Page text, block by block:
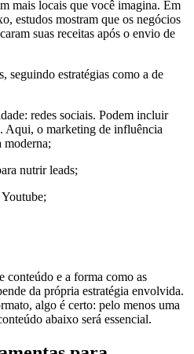
mais locais que você imagina. Em
estudos mostram que os negócios
suas receitas após o envio de
seguindo estratégias como a de
redes sociais. Podem incluir
Aqui, o marketing de influência
moderna;
nutrir leads;
conteúdo e a forma como as
da própria estratégia envolvida.
algo é certo: pelo menos uma
abaixo será essencial.